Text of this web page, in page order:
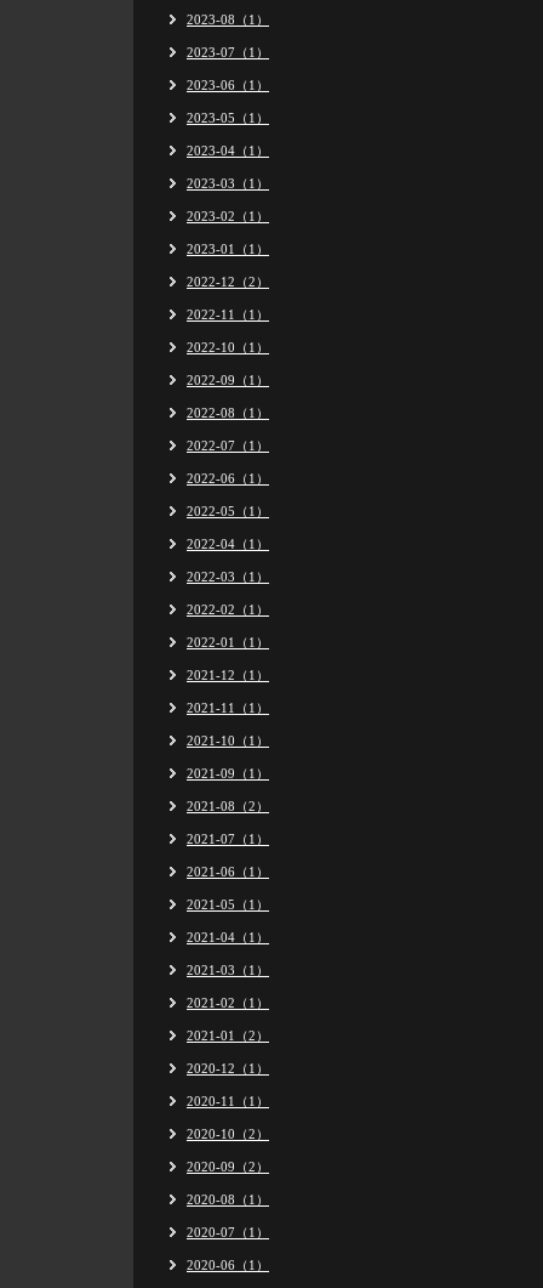
2023-08（1）
2023-07（1）
2023-06（1）
2023-05（1）
2023-04（1）
2023-03（1）
2023-02（1）
2023-01（1）
2022-12（2）
2022-11（1）
2022-10（1）
2022-09（1）
2022-08（1）
2022-07（1）
2022-06（1）
2022-05（1）
2022-04（1）
2022-03（1）
2022-02（1）
2022-01（1）
2021-12（1）
2021-11（1）
2021-10（1）
2021-09（1）
2021-08（2）
2021-07（1）
2021-06（1）
2021-05（1）
2021-04（1）
2021-03（1）
2021-02（1）
2021-01（2）
2020-12（1）
2020-11（1）
2020-10（2）
2020-09（2）
2020-08（1）
2020-07（1）
2020-06（1）